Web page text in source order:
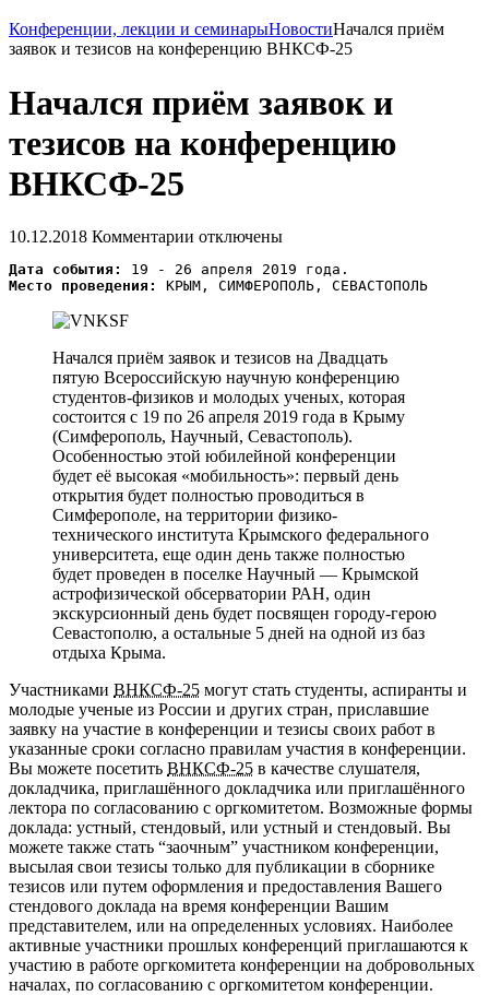
Конференции, лекции и семинарыНовостиНачался приём
заявок и тезисов на конференцию ВНКСФ-25
Начался приём заявок и
тезисов на конференцию
ВНКСФ-25
10.12.2018 Комментарии отключены
Дата события:
Место проведения:
Начался приём заявок и тезисов на Двадцать
пятую Всероссийскую научную конференцию
студентов-физиков и молодых ученых, которая
состоится с 19 по 26 апреля 2019 года в Крыму
(Симферополь, Научный, Севастополь).
Особенностью этой юбилейной конференции
будет её высокая «мобильность»: первый день
открытия будет полностью проводиться в
Симферополе, на территории физико-
технического института Крымского федерального
университета, еще один день также полностью
будет проведен в поселке Научный — Крымской
астрофизической обсерватории РАН, один
экскурсионный день будет посвящен городу-герою
Севастополю, а остальные 5 дней на одной из баз
отдыха Крыма.
Участниками ВНКСФ-25 могут стать студенты, аспиранты и
молодые ученые из России и других стран, приславшие
заявку на участие в конференции и тезисы своих работ в
указанные сроки согласно правилам участия в конференции.
Вы можете посетить ВНКСФ-25 в качестве слушателя,
докладчика, приглашённого докладчика или приглашённого
лектора по согласованию с оргкомитетом. Возможные формы
доклада: устный, стендовый, или устный и стендовый. Вы
можете также стать “заочным” участником конференции,
высылая свои тезисы только для публикации в сборнике
тезисов или путем оформления и предоставления Вашего
стендового доклада на время конференции Вашим
представителем, или на определенных условиях. Наиболее
активные участники прошлых конференций приглашаются к
участию в работе оргкомитета конференции на добровольных
началах, по согласованию с оргкомитетом конференции.